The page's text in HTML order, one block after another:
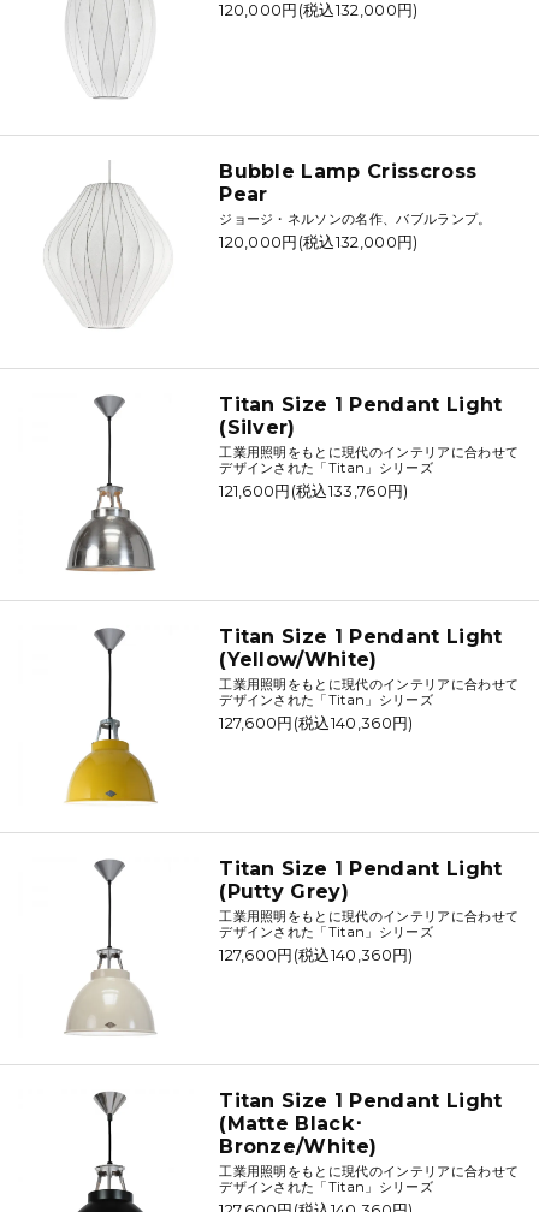
120,000円(税込132,000円)
Bubble Lamp Crisscross
Pear
ジョージ・ネルソンの名作、バブルランプ。
120,000円(税込132,000円)
Titan Size 1 Pendant Light
(Silver)
工業用照明をもとに現代のインテリアに合わせて
デザインされた「Titan」シリーズ
121,600円(税込133,760円)
Titan Size 1 Pendant Light
(Yellow/White)
工業用照明をもとに現代のインテリアに合わせて
デザインされた「Titan」シリーズ
127,600円(税込140,360円)
Titan Size 1 Pendant Light
(Putty Grey)
工業用照明をもとに現代のインテリアに合わせて
デザインされた「Titan」シリーズ
127,600円(税込140,360円)
Titan Size 1 Pendant Light
(Matte Black･
Bronze/White)
工業用照明をもとに現代のインテリアに合わせて
デザインされた「Titan」シリーズ